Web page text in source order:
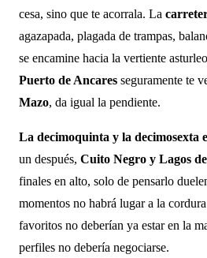
cesa, sino que te acorrala. La
agazapada, plagada de trampas,
se encamine hacia la vertiente
Puerto de Ancares seguramente te
Mazo, da igual la pendiente.
La decimoquinta y la decimosexta
un después, Cuito Negro y Lagos
finales en alto, solo de pensarlo
momentos no habrá lugar a la
favoritos no deberían ya estar en la
perfiles no debería negociarse.